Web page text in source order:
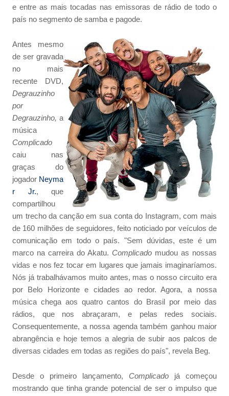
e entre as mais tocadas nas emissoras de rádio de todo o
país no segmento de samba e pagode.
Antes mesmo
de ser gravada
no mais
recente DVD,
Degrauzinho
por
Degrauzinho, a
música
Complicado
caiu nas
graças do
jogador Neyma
r Jr., que
compartilhou
um trecho da canção em sua conta do Instagram, com mais
de 160 milhões de seguidores, feito noticiado por veículos de
comunicação em todo o país. "Sem dúvidas, este é um
marco na carreira do Akatu. Complicado mudou as nossas
vidas e nos fez tocar em lugares que jamais imaginaríamos.
Nós já trabalhávamos muito antes, mas o nosso circuito era
por Belo Horizonte e cidades ao redor. Agora, a nossa
música chega aos quatro cantos do Brasil por meio das
rádios, que nos abraçaram, e pelas redes sociais.
Consequentemente, a nossa agenda também ganhou maior
abrangência e hoje temos a alegria de subir aos palcos de
diversas cidades em todas as regiões do país", revela Beg.
Desde o primeiro lançamento, Complicado já começou
mostrando que tinha grande potencial de ser o impulso que